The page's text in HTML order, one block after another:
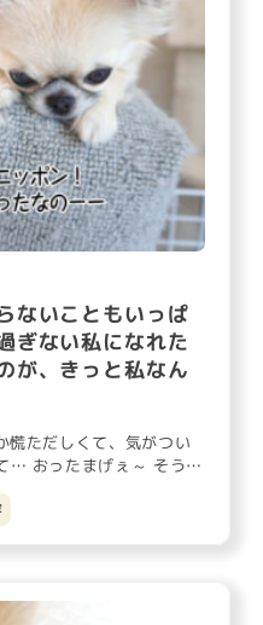
ないこともいっぱ
ぎない私になれた
が、きっと私なん
慌ただしくて、気がつい
… おったまげぇ～ そうそ